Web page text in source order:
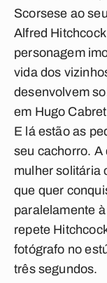
Scorsese ao
Alfred Hitchcock
personagem
vida dos
desenvolvem
em Hugo Cabret
E lá estão as
seu cachorro. A
mulher solitária
que quer
paralelamente
repete
fotógrafo no
três segundos.